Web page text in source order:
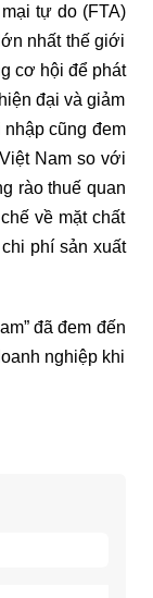
tự do (FTA)
nhất thế giới
cơ hội để phát
đại và giảm
cũng đem
Nam so với
rào thuế quan
về mặt chất
phí sản xuất
đã đem đến
nghiệp khi